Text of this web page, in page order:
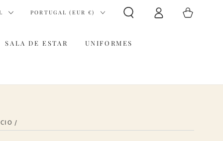
SALA DE ESTAR UNIFORMES
País/región
PORTUGAL (EUR €)
sesión
Carrito
/